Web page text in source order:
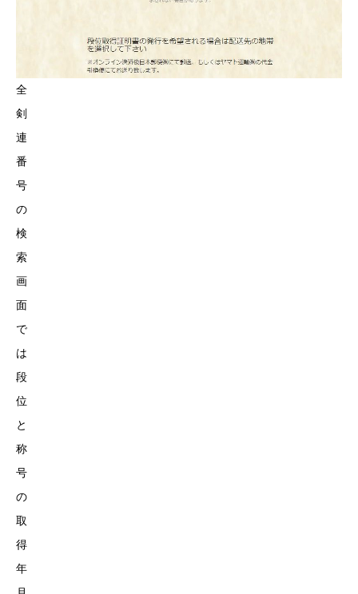
全
剣
連
番
号
の
検
索
画
面
で
は
段
位
と
称
号
の
取
得
年